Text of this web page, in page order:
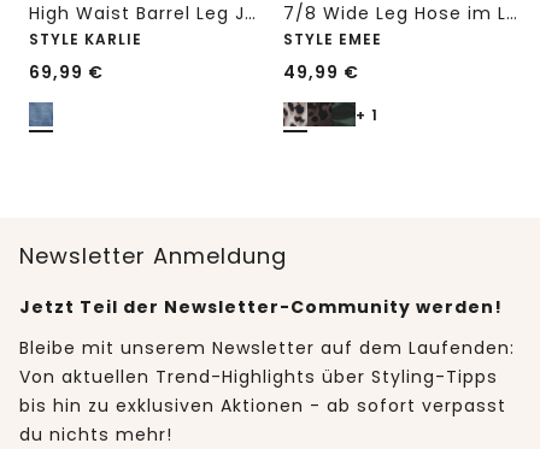
High Waist Barrel Leg Jeans im Loose Fit
STYLE KARLIE
69,99 €
7/8 Wide Leg Hose im Loose Fit mit Print
STYLE EMEE
49,99 €
+ 1
Newsletter Anmeldung
Jetzt Teil der Newsletter-Community werden!
Bleibe mit unserem Newsletter auf dem Laufenden:
Von aktuellen Trend-Highlights über Styling-Tipps
bis hin zu exklusiven Aktionen - ab sofort verpasst
du nichts mehr!